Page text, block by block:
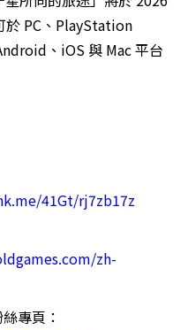
於 PC、PlayStation
、iOS 與 Mac 平台
41Gt/rj7zb17z
zh-
專頁：